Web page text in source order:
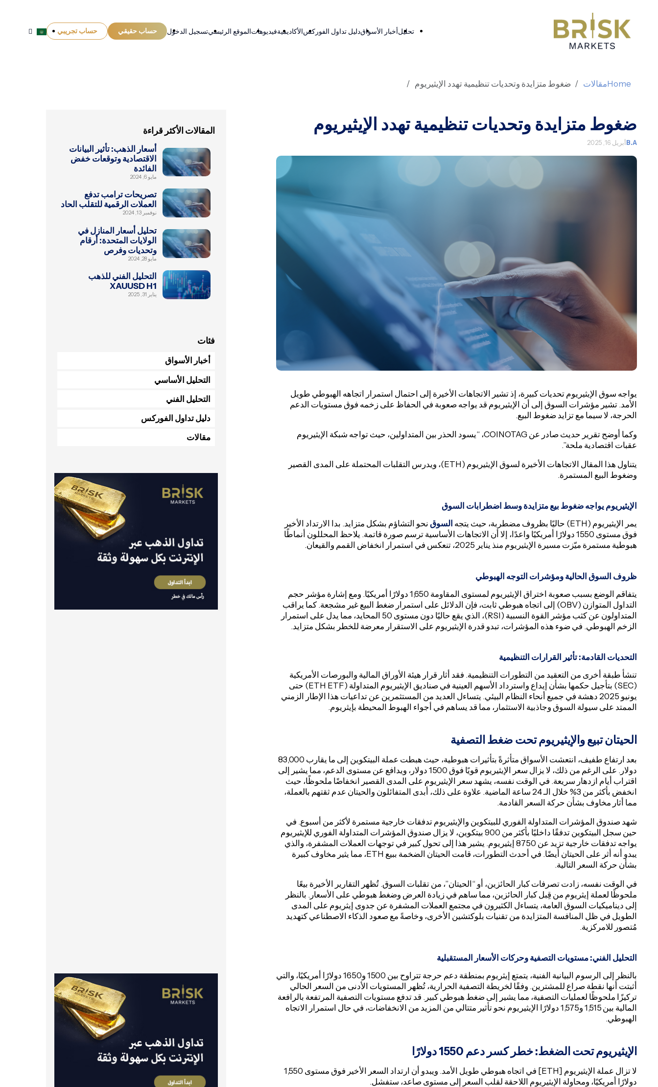
تحليلأخبار الأسواقدليل تداول الفوركسالأكاديميةفيديوهاتالموقع الرئيسيتسجيل الدخول حساب حقيقي حساب تجريبي
Homeمقالات ضغوط متزايدة وتحديات تنظيمية تهدد الإيثيريوم
ضغوط متزايدة وتحديات تنظيمية تهدد الإيثيريوم
B.A أبريل 16, 2025
يواجه سوق الإيثيريوم تحديات كبيرة، إذ تشير الاتجاهات الأخيرة إلى احتمال استمرار اتجاهه الهبوطي طويل
الأمد. تشير مؤشرات السوق إلى أن الإيثيريوم قد يواجه صعوبة في الحفاظ على زخمه فوق مستويات الدعم
الحرجة، لا سيما مع تزايد ضغوط البيع.
وكما أوضح تقرير حديث صادر عن COINOTAG، “يسود الحذر بين المتداولين، حيث تواجه شبكة الإيثيريوم
عقبات اقتصادية ملحة”.
يتناول هذا المقال الاتجاهات الأخيرة لسوق الإيثيريوم (ETH)، ويدرس التقلبات المحتملة على المدى القصير
وضغوط البيع المستمرة.
الإيثيريوم يواجه ضغوط بيع متزايدة وسط اضطرابات السوق
يمر الإيثيريوم (ETH) حاليًا بظروف مضطربة، حيث يتجه
السوق نحو التشاؤم بشكل متزايد. بدا الارتداد الأخير
فوق مستوى 1550 دولارًا أمريكيًا واعدًا، إلا أن الاتجاهات الأساسية ترسم صورة قاتمة. يلاحظ المحللون أنماطًا
هبوطية مستمرة ميّزت مسيرة الإيثيريوم منذ يناير 2025، تنعكس في استمرار انخفاض القمم والقيعان.
ظروف السوق الحالية ومؤشرات التوجه الهبوطي
يتفاقم الوضع بسبب صعوبة اختراق الإيثيريوم لمستوى المقاومة 1,650 دولارًا أمريكيًا. ومع إشارة مؤشر حجم
التداول المتوازن (OBV) إلى اتجاه هبوطي ثابت، فإن الدلائل على استمرار ضغط البيع غير مشجعة. كما يراقب
المتداولون عن كثب مؤشر القوة النسبية (RSI)، الذي يقع حاليًا دون مستوى 50 المحايد، مما يدل على استمرار
الزخم الهبوطي. في ضوء هذه المؤشرات، تبدو قدرة الإيثيريوم على الاستقرار معرضة للخطر بشكل متزايد.
التحديات القادمة: تأثير القرارات التنظيمية
تنشأ طبقة أخرى من التعقيد من التطورات التنظيمية. فقد أثار قرار هيئة الأوراق المالية والبورصات الأمريكية
(SEC) بتأجيل حكمها بشأن إيداع واسترداد الأسهم العينية في صناديق الإيثيريوم المتداولة (ETH ETF) حتى
يونيو 2025 دهشة في جميع أنحاء النظام البيئي. يتساءل العديد من المستثمرين عن تداعيات هذا الإطار الزمني
الممتد على سيولة السوق وجاذبية الاستثمار، مما قد يساهم في أجواء الهبوط المحيطة بإيثريوم.
الحيتان تبيع والإيثيريوم تحت ضغط التصفية
بعد ارتفاع طفيف، انتعشت الأسواق متأثرةً بتأثيرات هبوطية، حيث هبطت عملة البيتكوين إلى ما يقارب 83,000
دولار. على الرغم من ذلك، لا يزال سعر الإيثيريوم قويًا فوق 1500 دولار، ويدافع عن مستوى الدعم، مما يشير إلى
اقتراب أيام ازدهار سريعة. في الوقت نفسه، يشهد سعر الإيثيريوم على المدى القصير انخفاضًا ملحوظًا، حيث
انخفض بأكثر من 3% خلال الـ 24 ساعة الماضية. علاوة على ذلك، أبدى المتفائلون والحيتان عدم ثقتهم بالعملة،
مما أثار مخاوف بشأن حركة السعر القادمة.
شهد صندوق المؤشرات المتداولة الفوري للبيتكوين والإيثيريوم تدفقات خارجية مستمرة لأكثر من أسبوع. في
حين سجل البيتكوين تدفقًا داخليًا بأكثر من 900 بيتكوين، لا يزال صندوق المؤشرات المتداولة الفوري للإيثيريوم
يواجه تدفقات خارجية تزيد عن 8750 إيثيريوم. يشير هذا إلى تحول كبير في توجهات العملات المشفرة، والذي
يبدو أنه أثر على الحيتان أيضًا. في أحدث التطورات، قامت الحيتان الضخمة ببيع ETH، مما يثير مخاوف كبيرة
بشأن حركة السعر التالية.
في الوقت نفسه، زادت تصرفات كبار الحائزين، أو “الحيتان”، من تقلبات السوق. تُظهر التقارير الأخيرة بيعًا
ملحوظًا لعملة إيثريوم من قِبل كبار الحائزين، مما ساهم في زيادة العرض وضغط هبوطي على الأسعار. بالنظر
إلى ديناميكيات السوق العامة، يتساءل الكثيرون في مجتمع العملات المشفرة عن جدوى إيثريوم على المدى
الطويل في ظل المنافسة المتزايدة من تقنيات بلوكتشين الأخرى، وخاصةً مع صعود الذكاء الاصطناعي كتهديد
مُتصور للامركزية.
التحليل الفني: مستويات التصفية وحركات الأسعار المستقبلية
بالنظر إلى الرسوم البيانية الفنية، يتمتع إيثريوم بمنطقة دعم حرجة تتراوح بين 1500 و1650 دولارًا أمريكيًا، والتي
أثبتت أنها نقطة صراع للمشترين. وفقًا لخريطة التصفية الحرارية، تُظهر المستويات الأدنى من السعر الحالي
تركيزًا ملحوظًا لعمليات التصفية، مما يشير إلى ضغط هبوطي كبير. قد تدفع مستويات التصفية المرتفعة بالرافعة
المالية بين 1,515 و1,575 دولارًا الإيثيريوم نحو تأثير متتالي من المزيد من الانخفاضات، في حال استمرار الاتجاه
الهبوطي.
الإيثيريوم تحت الضغط: خطر كسر دعم 1550 دولارًا
لا تزال عملة الإيثيريوم [ETH] في اتجاه هبوطي طويل الأمد. ويبدو أن ارتداد السعر الأخير فوق مستوى 1,550
دولارًا أمريكيًا، ومحاولة الإيثيريوم اللاحقة لقلب السعر إلى مستوى صاعد، ستفشل.
المقالات الأكثر قراءة
أسعار الذهب: تأثير البيانات
الاقتصادية وتوقعات خفض
الفائدة
مايو 6, 2024
تصريحات ترامب تدفع
العملات الرقمية للتقلب الحاد
نوفمبر 13, 2024
تحليل أسعار المنازل في
الولايات المتحدة: أرقام
وتحديات وفرص
مايو 28, 2024
التحليل الفني للذهب
XAUUSD H1
يناير 31, 2025
فئات
أخبار الأسواق
التحليل الأساسي
التحليل الفني
دليل تداول الفوركس
مقالات